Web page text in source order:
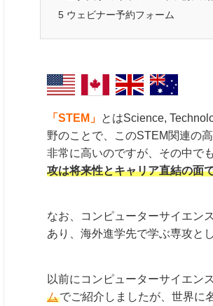
5 ウェビナー予約フォーム
「STEM」 とはScience,
野のことで、このSTEM関連の
非常に高いのですが、その中でも
攻は将来性とキャリア直結の面
なお、コンピューターサイエン
あり、海外進学先で学ぶ専攻と
以前にコンピューターサイエン
ムでご紹介しましたが、世界に